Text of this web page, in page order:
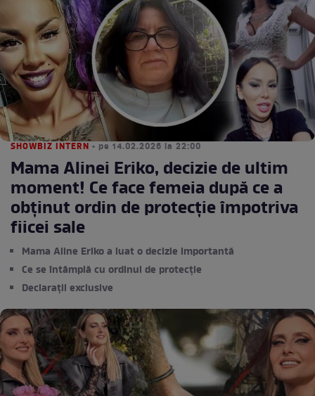
SHOWBIZ INTERN • pe 14.02.2026 la 22:00
Mama Alinei Eriko, decizie de ultim
moment! Ce face femeia după ce a
obținut ordin de protecție împotriva
fiicei sale
Mama Aline Eriko a luat o decizie importantă
Ce se întâmplă cu ordinul de protecție
Declarații exclusive